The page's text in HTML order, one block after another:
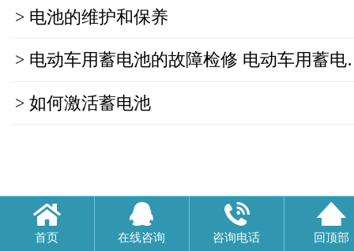
> 电池的维护和保养
> 电动车用蓄电池的故障检修 电动车用蓄电池的故障检修
> 如何激活蓄电池
首页 在线咨询 咨询电话 回顶部